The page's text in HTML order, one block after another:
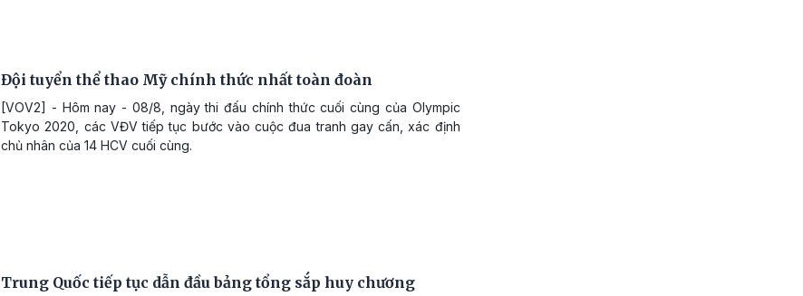
Đội tuyển thể thao Mỹ chính thức nhất toàn đoàn
[VOV2] - Hôm nay - 08/8, ngày thi đấu chính thức cuối cùng của Olympic
Tokyo 2020, các VĐV tiếp tục bước vào cuộc đua tranh gay cấn, xác định
chủ nhân của 14 HCV cuối cùng.
Trung Quốc tiếp tục dẫn đầu bảng tổng sắp huy chương